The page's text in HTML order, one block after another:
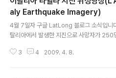
aly Earthquake Imagery)
4월 7일자 구글 LatLong 블로그 소식입니
탈리아에서 발생한 지진으로 사망자가 250
진앙지가 중세 도시인 라퀼라(L'Aquila)로서
3 4 2009. 4. 8.